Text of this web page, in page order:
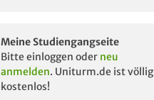
Meine Studiengangseite
Bitte einloggen oder neu
anmelden. Uniturm.de ist völlig
kostenlos!